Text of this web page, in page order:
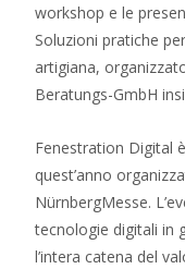
workshop e le
Soluzioni pratiche
artigiana,
Beratungs-GmbH
Fenestration Digital
quest’anno
NürnbergMesse.
tecnologie digitali in
l’intera catena del